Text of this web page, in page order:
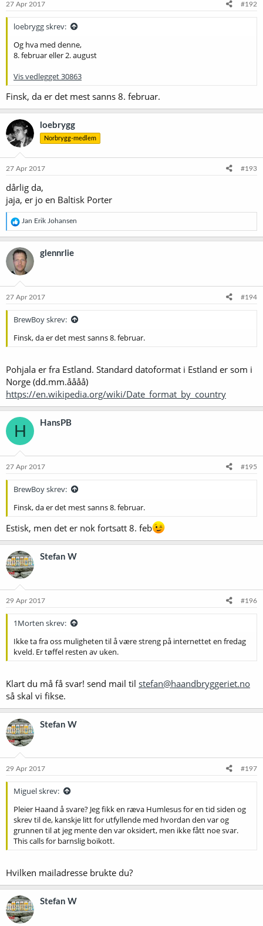
e
27 Apr 2017 #192
loebrygg skrev:
Og hva med denne,
8. februar eller 2. august
Vis vedlegget 30863
Finsk, da er det mest sanns 8. februar.
loebrygg
Norbrygg-medlem
27 Apr 2017 #193
dårlig da,
jaja, er jo en Baltisk Porter
R
e
a
k
s
j
o
e
Jan Erik Johansen
glennrlie
27 Apr 2017 #194
BrewBoy skrev:
Finsk, da er det mest sanns 8. februar.
Pohjala er fra Estland. Standard datoformat i Estland er som i
Norge (dd.mm.åååå)
https://en.wikipedia.org/wiki/Date_format_by_country
H HansPB
27 Apr 2017 #195
BrewBoy skrev:
Finsk, da er det mest sanns 8. februar.
Estisk, men det er nok fortsatt 8. feb
Stefan W
29 Apr 2017 #196
1Morten skrev:
Ikke ta fra oss muligheten til å være streng på internettet en fredag
kveld. Er tøffel resten av uken.
Klart du må få svar! send mail til stefan@haandbryggeriet.no
så skal vi fikse.
Stefan W
29 Apr 2017 #197
Miguel skrev:
Pleier Haand å svare? Jeg fikk en ræva Humlesus for en tid siden og
skrev til de, kanskje litt for utfyllende med hvordan den var og
grunnen til at jeg mente den var oksidert, men ikke fått noe svar.
This calls for barnslig boikott.
Hvilken mailadresse brukte du?
Stefan W